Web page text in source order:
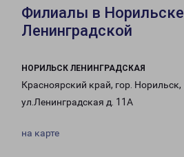
Филиалы в Норильске
Ленинградской
НОРИЛЬСК ЛЕНИНГРАДСКАЯ
Красноярский край, гор. Норильск,
ул.Ленинградская д. 11А
на карте